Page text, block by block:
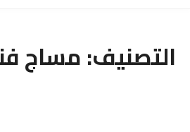
التصنيف:مساج